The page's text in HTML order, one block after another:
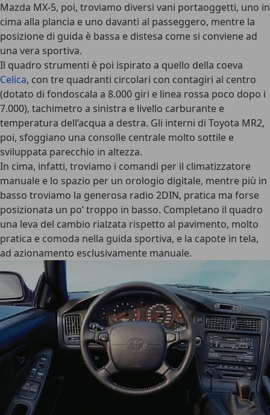
Mazda MX-5, poi, troviamo diversi vani portaoggetti, uno in
cima alla plancia e uno davanti al passeggero, mentre la
posizione di guida è bassa e distesa come si conviene ad
una vera sportiva.
Il quadro strumenti è poi ispirato a quello della coeva
Celica, con tre quadranti circolari con contagiri al centro
(dotato di fondoscala a 8.000 giri e linea rossa poco dopo i
7.000), tachimetro a sinistra e livello carburante e
temperatura dell’acqua a destra. Gli interni di Toyota MR2,
poi, sfoggiano una consolle centrale molto sottile e
sviluppata parecchio in altezza.
In cima, infatti, troviamo i comandi per il climatizzatore
manuale e lo spazio per un orologio digitale, mentre più in
basso troviamo la generosa radio 2DIN, pratica ma forse
posizionata un po’ troppo in basso. Completano il quadro
una leva del cambio rialzata rispetto al pavimento, molto
pratica e comoda nella guida sportiva, e la capote in tela,
ad azionamento esclusivamente manuale.